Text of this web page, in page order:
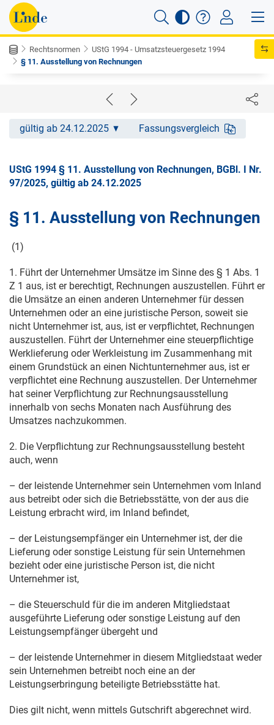
Rechtsnormen
UStG 1994 - Umsatzsteuergesetz 1994
§ 11. Ausstellung von Rechnungen
gültig ab 24.12.2025 Fassungsvergleich
UStG 1994 § 11. Ausstellung von Rechnungen, BGBl. I Nr.
97/2025, gültig ab 24.12.2025
§ 11. Ausstellung von Rechnungen
(1)
1. Führt der Unternehmer Umsätze im Sinne des § 1 Abs. 1
Z 1 aus, ist er berechtigt, Rechnungen auszustellen. Führt er
die Umsätze an einen anderen Unternehmer für dessen
Unternehmen oder an eine juristische Person, soweit sie
nicht Unternehmer ist, aus, ist er verpflichtet, Rechnungen
auszustellen. Führt der Unternehmer eine steuerpflichtige
Werklieferung oder Werkleistung im Zusammenhang mit
einem Grundstück an einen Nichtunternehmer aus, ist er
verpflichtet eine Rechnung auszustellen. Der Unternehmer
hat seiner Verpflichtung zur Rechnungsausstellung
innerhalb von sechs Monaten nach Ausführung des
Umsatzes nachzukommen.
2. Die Verpflichtung zur Rechnungsausstellung besteht
auch, wenn
– der leistende Unternehmer sein Unternehmen vom Inland
aus betreibt oder sich die Betriebsstätte, von der aus die
Leistung erbracht wird, im Inland befindet,
– der Leistungsempfänger ein Unternehmer ist, der die
Lieferung oder sonstige Leistung für sein Unternehmen
bezieht oder eine juristische Person ist, die nicht
Unternehmer ist,
– die Steuerschuld für die im anderen Mitgliedstaat
ausgeführte Lieferung oder sonstige Leistung auf den
Leistungsempfänger übergeht und
– der leistende Unternehmer in diesem Mitgliedstaat weder
sein Unternehmen betreibt noch eine an der
Leistungserbringung beteiligte Betriebsstätte hat.
Dies gilt nicht, wenn mittels Gutschrift abgerechnet wird.